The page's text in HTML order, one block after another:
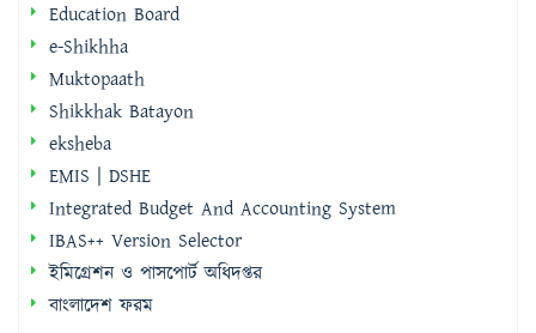
Education Board
e-Shikhha
Muktopaath
Shikkhak Batayon
eksheba
EMIS | DSHE
Integrated Budget And Accounting System
IBAS++ Version Selector
ইমিগ্রেশন ও পাসপোর্ট অধিদপ্তর
বাংলাদেশ ফরম